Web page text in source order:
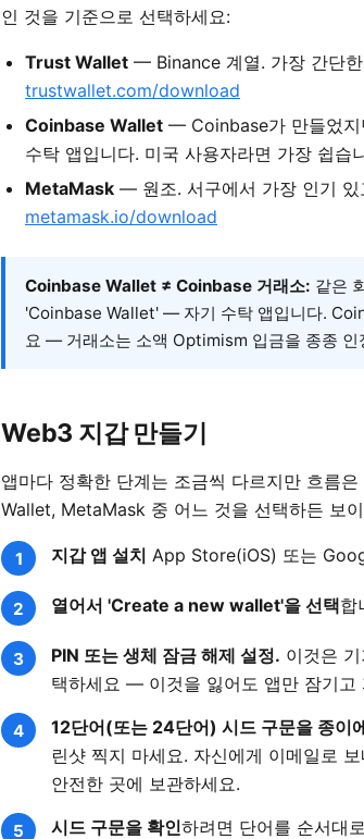
인 것을 기준으로 선택하세요:
Trust Wallet — Binance 계열. 가장 간단
trustwallet.com/download
Coinbase Wallet — Coinbase가 만들었
수탁 앱입니다. 미국 사용자라면 가장 쉽습
MetaMask — 원조. 서구에서 가장 인기 있
metamask.io/download
Coinbase Wallet ≠ Coinbase 거래소: 같은
'Coinbase Wallet' — 자기 수탁 앱입니다.
요 — 거래소는 소액 Optimism 입금을 종종 인
Web3 지갑 만들기
앱마다 정확한 단계는 조금씩 다르지만 흐름
Wallet, MetaMask 중 어느 것을 선택하든 보
지갑 앱 설치 App Store(iOS) 또는
열어서 'Create a new wallet'을 선택합
PIN 또는 생체 잠금 해제 설정. 이것은
택하세요 — 이것을 잃어도 앱만 잠기고
12단어(또는 24단어) 시드 구문을 종이
린샷 찍지 마세요. 자신에게 이메일로
안전한 곳에 보관하세요.
시드 구문을 확인하려면 단어를 순서대